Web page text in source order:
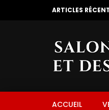
ARTICLES
ACCUEIL